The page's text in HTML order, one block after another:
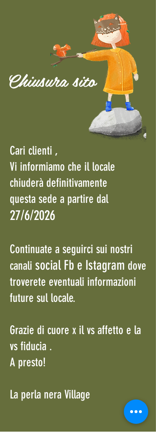
Chiusura sito
Cari clienti ,
Vi informiamo che il locale
chiuderà definitivamente
questa sede a partire dal
27/6/2026
Continuate a seguirci sui nostri
canali social Fb e Istagram dove
troverete eventuali informazioni
future sul locale.
Grazie di cuore x il vs affetto e la
vs fiducia .
A presto!
La perla nera Village